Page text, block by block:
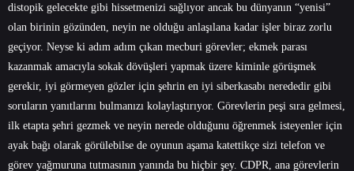
distopik gelecekte gibi hissetmenizi sağlıyor ancak bu dünyanın “yenisi”
olan birinin gözünden, neyin ne olduğu anlaşılana kadar işler biraz zorlu
geçiyor. Neyse ki adım adım çıkan mecburi görevler; ekmek parası
kazanmak amacıyla sokak dövüşleri yapmak üzere kiminle görüşmek
gerekir, iyi görmeyen gözler için şehrin en iyi siberkasabı nerededir gibi
soruların yanıtlarını bulmanızı kolaylaştırıyor. Görevlerin peşi sıra gelmesi,
ilk etapta şehri gezmek ve neyin nerede olduğunu öğrenmek isteyenler için
ayak bağı olarak görülebilse de oyunun aşama katettikçe sizi telefon ve
görev yağmuruna tutmasının yanında bu hiçbir şey. CDPR, ana görevlerin